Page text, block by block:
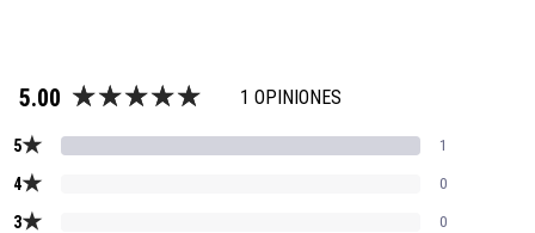
5.00 1 OPINIONES
5★ 1
4★ 0
3★ 0